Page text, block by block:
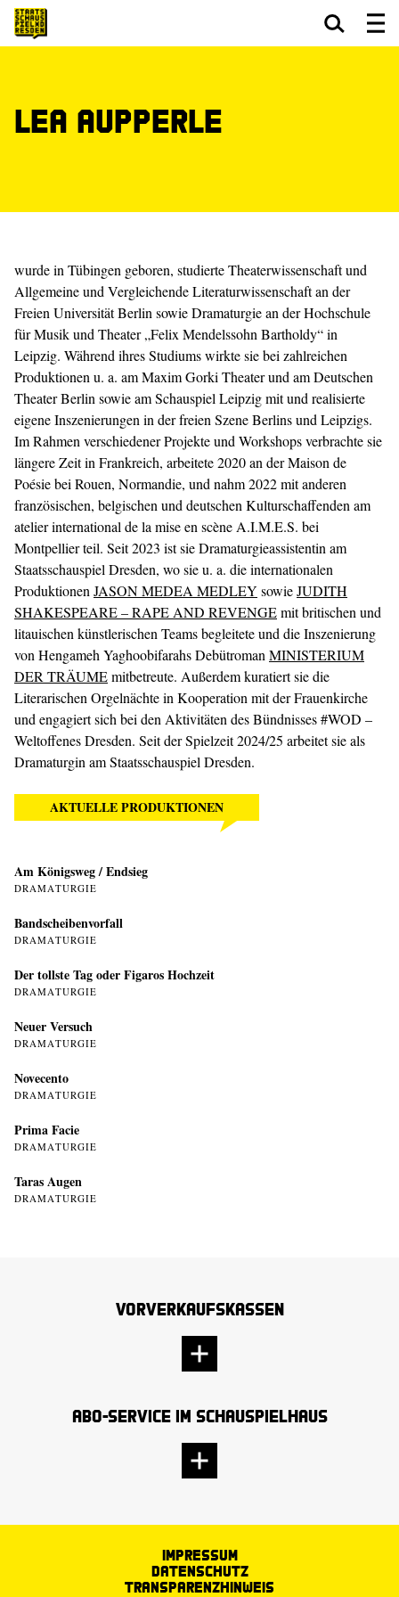
Lea Aupperle
wurde in Tübingen geboren, studierte Theaterwissenschaft und
Allgemeine und Vergleichende Literaturwissenschaft an der
Freien Universität Berlin sowie Dramaturgie an der Hochschule
für Musik und Theater „Felix Mendelssohn Bartholdy“ in
Leipzig. Während ihres Studiums wirkte sie bei zahlreichen
Produktionen u. a. am Maxim Gorki Theater und am Deutschen
Theater Berlin sowie am Schauspiel Leipzig mit und realisierte
eigene Inszenierungen in der freien Szene Berlins und Leipzigs.
Im Rahmen verschiedener Projekte und Workshops verbrachte sie
längere Zeit in Frankreich, arbeitete 2020 an der Maison de
Poésie bei Rouen, Normandie, und nahm 2022 mit anderen
französischen, belgischen und deutschen Kulturschaffenden am
atelier international de la mise en scène A.I.M.E.S. bei
Montpellier teil. Seit 2023 ist sie Dramaturgieassistentin am
Staatsschauspiel Dresden, wo sie u. a. die internationalen
Produktionen JASON MEDEA MEDLEY sowieJUDITH
SHAKESPEARE – RAPE AND REVENGEmit britischen und
litauischen künstlerischen Teams begleitete und die Inszenierung
von Hengameh Yaghoobifarahs Debütroman MINISTERIUM
DER TRÄUMEmitbetreute. Außerdem kuratiert sie die
Literarischen Orgelnächte in Kooperation mit der Frauenkirche
und engagiert sich bei den Aktivitäten des Bündnisses #WOD –
Weltoffenes Dresden. Seit der Spielzeit 2024/25 arbeitet sie als
Dramaturgin am Staatsschauspiel Dresden.
AKTUELLE PRODUKTIONEN
Am Königsweg / Endsieg
DRAMATURGIE
Bandscheibenvorfall
DRAMATURGIE
Der tollste Tag oder Figaros Hochzeit
DRAMATURGIE
Neuer Versuch
DRAMATURGIE
Novecento
DRAMATURGIE
Prima Facie
DRAMATURGIE
Taras Augen
DRAMATURGIE
Vorverkaufskassen
Abo-Service im Schauspielhaus
Impressum
Datenschutz
Transparenzhinweis